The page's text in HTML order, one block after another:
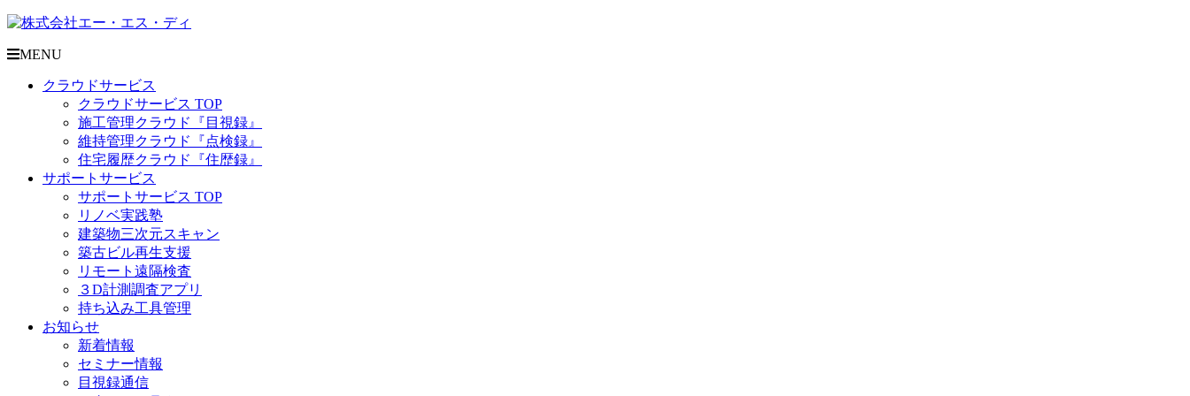
MENU
クラウドサービス
クラウドサービス TOP
施工管理クラウド『目視録』
維持管理クラウド『点検録』
住宅履歴クラウド『住歴録』
サポートサービス
サポートサービス TOP
リノベ実践塾
建築物三次元スキャン
築古ビル再生支援
リモート遠隔検査
３D計測調査アプリ
持ち込み工具管理
お知らせ
新着情報
セミナー情報
目視録通信